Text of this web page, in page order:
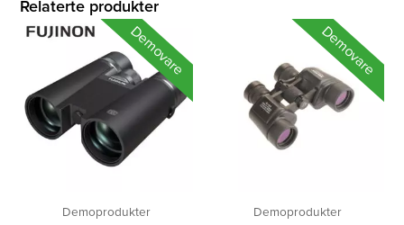
Relaterte produkter
Demovare
Demoprodukter
Demovare
Demoprodukter